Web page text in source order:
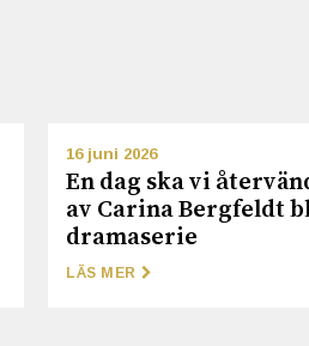
16 juni 2026
En dag ska vi
av Carina Bergfeldt
dramaserie
LÄS MER